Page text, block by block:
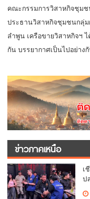
คณะกรรมการวิสาหกิจชุม
ประธานวิสาหกิจชุมชนกลุ่
ลำพูน เครือขายวิสาหกิจฯ
กัน บรรยากาศเป็นไปอย่าง
ข่าวภาคเหนือ
เ
ป
ปิ